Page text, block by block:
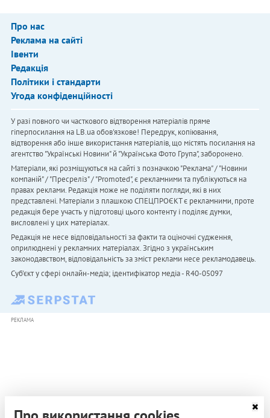
Про нас
Реклама на сайті
Івенти
Редакція
Політики і стандарти
Угода конфіденційності
У разі повного чи часткового відтворення матеріалів пряме
гіперпосилання на LB.ua обов'язкове! Передрук, копіювання,
відтворення або інше використання матеріалів, що містять посилання на
агентство "Українськi Новини" й "Українська Фото Група", заборонено.
Матеріали, які розміщуються на сайті з позначкою "Реклама" / "Новини
компаній" / "Пресреліз" / "Promoted", є рекламними та публікуються на
правах реклами. Редакція може не поділяти погляди, які в них
представлені. Матеріали з плашкою СПЕЦПРОЄКТ є рекламними, проте
редакція бере участь у підготовці цього контенту і поділяє думки,
висловлені у цих матеріалах.
Редакція не несе відповідальності за факти та оціночні судження,
оприлюднені у рекламних матеріалах. Згідно з українським
законодавством, відповідальність за зміст реклами несе рекламодавець.
Cуб'єкт у сфері онлайн-медіа; ідентифікатор медіа - R40-05097
РЕКЛАМА